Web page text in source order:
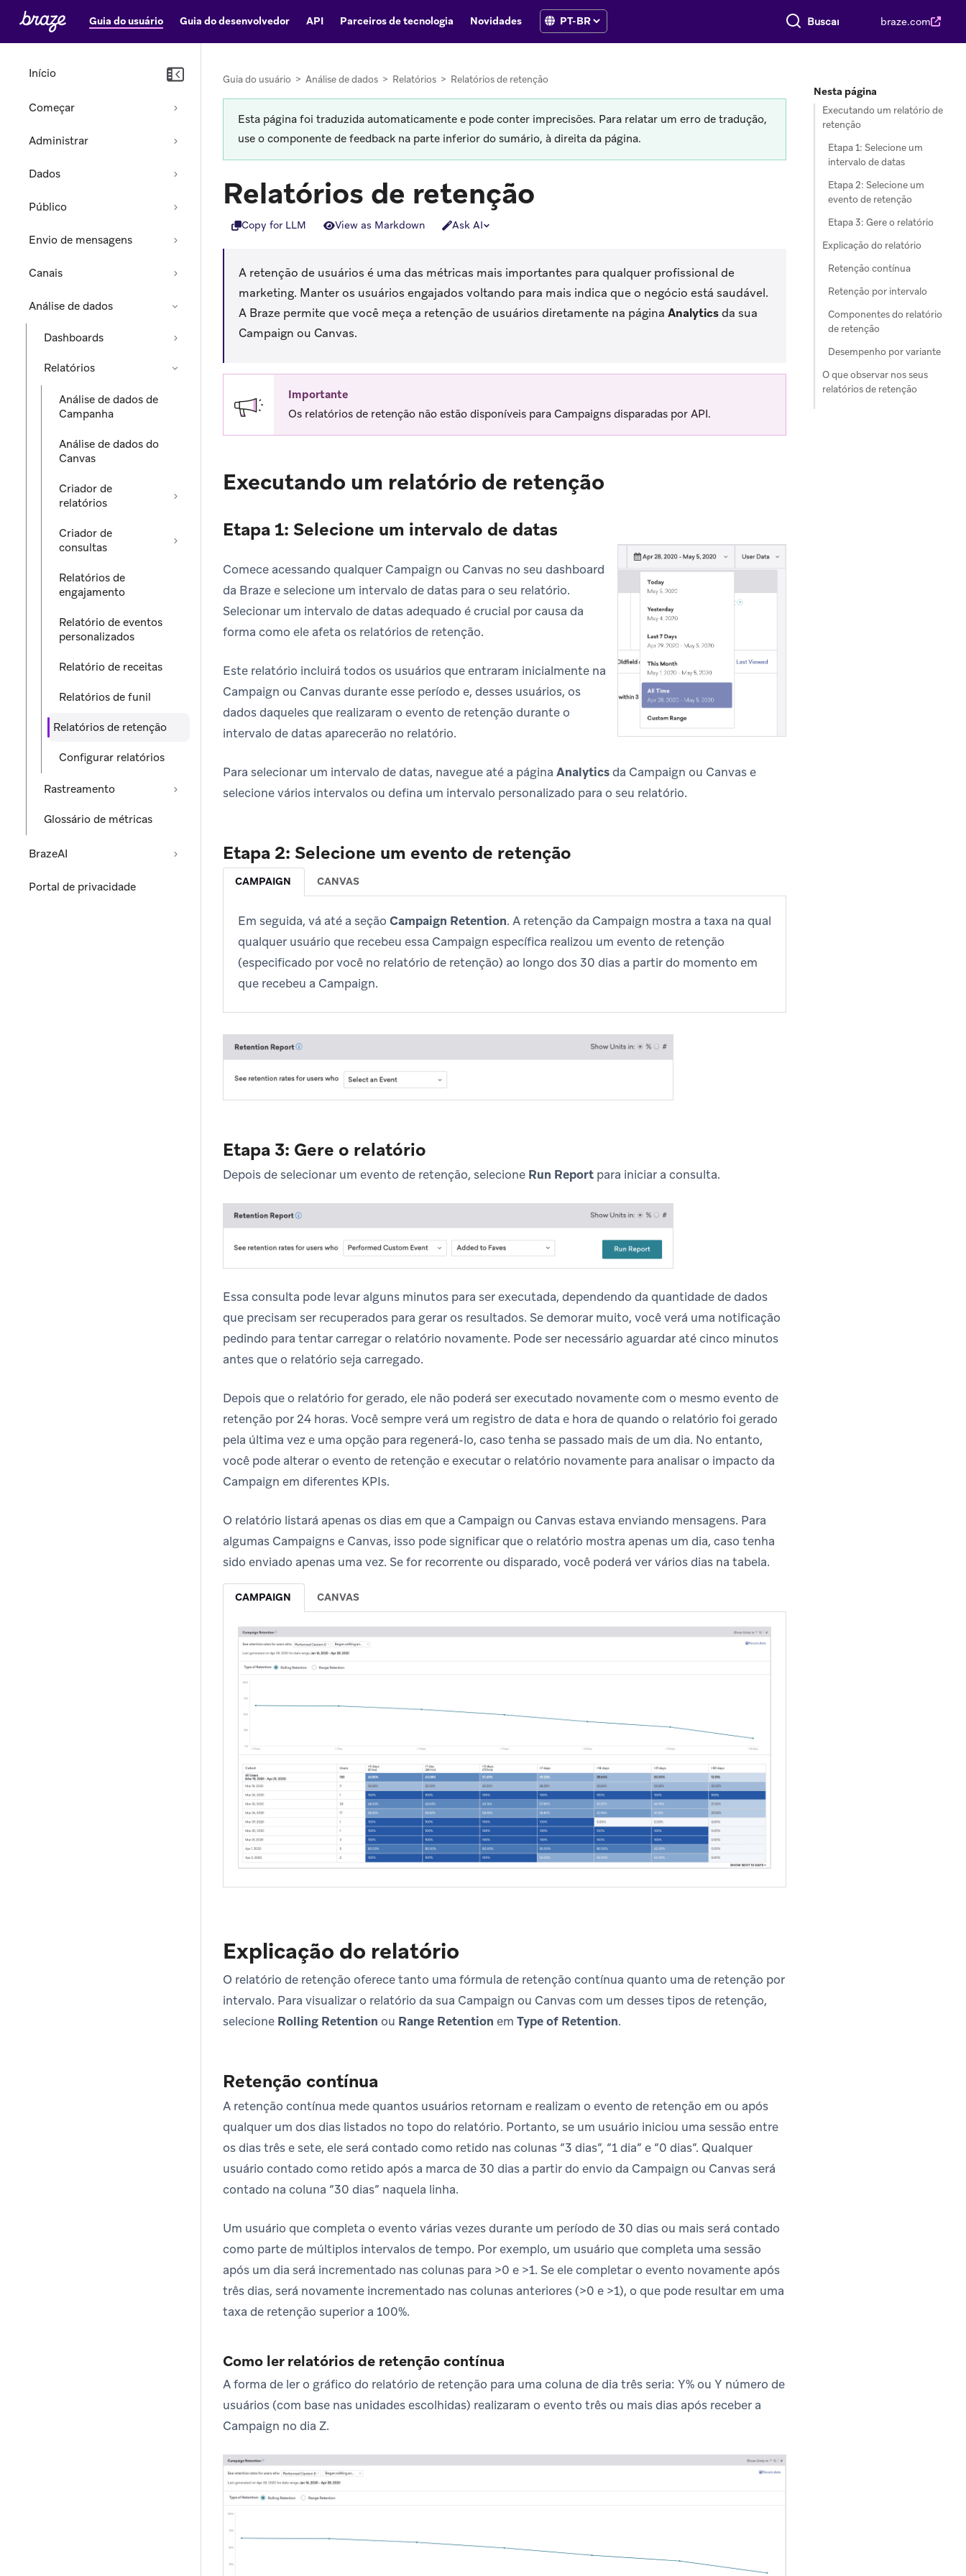
Guia do usuário Guia do desenvolvedor API Parceiros de tecnologia Novidades Buscar tudo braze.com
Início
Começar
Administrar
Dados
Público
Envio de mensagens
Canais
Análise de dados
Dashboards
Relatórios
Análise de dados de
Campanha
Análise de dados do
Canvas
Criador de
relatórios
Criador de
consultas
Relatórios de
engajamento
Relatório de eventos
personalizados
Relatório de receitas
Relatórios de funil
Relatórios de retenção
Configurar relatórios
Rastreamento
Glossário de métricas
BrazeAI
Portal de privacidade
Guia do usuário > Análise de dados > Relatórios > Relatórios de retenção
Esta página foi traduzida automaticamente e pode conter imprecisões. Para relatar um erro de tradução,
use o componente de feedback na parte inferior do sumário, à direita da página.
Relatórios de retenção
Copy for LLM View as Markdown Ask AI
A retenção de usuários é uma das métricas mais importantes para qualquer profissional de
marketing. Manter os usuários engajados voltando para mais indica que o negócio está saudável.
A Braze permite que você meça a retenção de usuários diretamente na página Analyticsda sua
Campaign ou Canvas.
Importante
Os relatórios de retenção não estão disponíveis para Campaigns disparadas por API.
Executando um relatório de retenção
Etapa 1: Selecione um intervalo de datas
Comece acessando qualquer Campaign ou Canvas no seu dashboard
da Braze e selecione um intervalo de datas para o seu relatório.
Selecionar um intervalo de datas adequado é crucial por causa da
forma como ele afeta os relatórios de retenção.
Este relatório incluirá todos os usuários que entraram inicialmente na
Campaign ou Canvas durante esse período e, desses usuários, os
dados daqueles que realizaram o evento de retenção durante o
intervalo de datas aparecerão no relatório.
Para selecionar um intervalo de datas, navegue até a página Analyticsda Campaign ou Canvas e
selecione vários intervalos ou defina um intervalo personalizado para o seu relatório.
Etapa 2: Selecione um evento de retenção
CAMPAIGN CANVAS
Em seguida, vá até a seção Campaign Retention. A retenção da Campaign mostra a taxa na qual
qualquer usuário que recebeu essa Campaign específica realizou um evento de retenção
(especificado por você no relatório de retenção) ao longo dos 30 dias a partir do momento em
que recebeu a Campaign.
Etapa 3: Gere o relatório
Depois de selecionar um evento de retenção, selecione Run Report para iniciar a consulta.
Essa consulta pode levar alguns minutos para ser executada, dependendo da quantidade de dados
que precisam ser recuperados para gerar os resultados. Se demorar muito, você verá uma notificação
pedindo para tentar carregar o relatório novamente. Pode ser necessário aguardar até cinco minutos
antes que o relatório seja carregado.
Depois que o relatório for gerado, ele não poderá ser executado novamente com o mesmo evento de
retenção por 24 horas. Você sempre verá um registro de data e hora de quando o relatório foi gerado
pela última vez e uma opção para regenerá-lo, caso tenha se passado mais de um dia. No entanto,
você pode alterar o evento de retenção e executar o relatório novamente para analisar o impacto da
Campaign em diferentes KPIs.
O relatório listará apenas os dias em que a Campaign ou Canvas estava enviando mensagens. Para
algumas Campaigns e Canvas, isso pode significar que o relatório mostra apenas um dia, caso tenha
sido enviado apenas uma vez. Se for recorrente ou disparado, você poderá ver vários dias na tabela.
CAMPAIGN CANVAS
Explicação do relatório
O relatório de retenção oferece tanto uma fórmula de retenção contínua quanto uma de retenção por
intervalo. Para visualizar o relatório da sua Campaign ou Canvas com um desses tipos de retenção,
selecione Rolling Retention ou Range Retention em Type of Retention.
Retenção contínua
A retenção contínua mede quantos usuários retornam e realizam o evento de retenção em ou após
qualquer um dos dias listados no topo do relatório. Portanto, se um usuário iniciou uma sessão entre
os dias três e sete, ele será contado como retido nas colunas “3 dias”, “1 dia” e “0 dias”. Qualquer
usuário contado como retido após a marca de 30 dias a partir do envio da Campaign ou Canvas será
contado na coluna “30 dias” naquela linha.
Um usuário que completa o evento várias vezes durante um período de 30 dias ou mais será contado
como parte de múltiplos intervalos de tempo. Por exemplo, um usuário que completa uma sessão
após um dia será incrementado nas colunas para >0 e >1. Se ele completar o evento novamente após
três dias, será novamente incrementado nas colunas anteriores (>0 e >1), o que pode resultar em uma
taxa de retenção superior a 100%.
Como ler relatórios de retenção contínua
A forma de ler o gráfico do relatório de retenção para uma coluna de dia três seria: Y% ou Y número de
usuários (com base nas unidades escolhidas) realizaram o evento três ou mais dias após receber a
Campaign no dia Z.
Nesta página
Executando um relatório de
retenção
Etapa 1: Selecione um
intervalo de datas
Etapa 2: Selecione um
evento de retenção
Etapa 3: Gere o relatório
Explicação do relatório
Retenção contínua
Retenção por intervalo
Componentes do relatório
de retenção
Desempenho por variante
O que observar nos seus
relatórios de retenção